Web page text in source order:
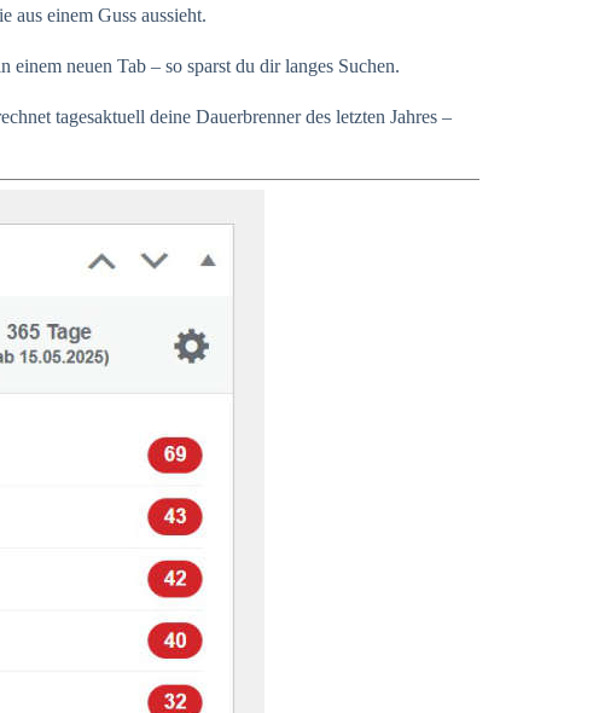
aus einem Guss aussieht.
neuen Tab – so sparst du dir langes Suchen.
tagesaktuell deine Dauerbrenner des letzten Jahres –